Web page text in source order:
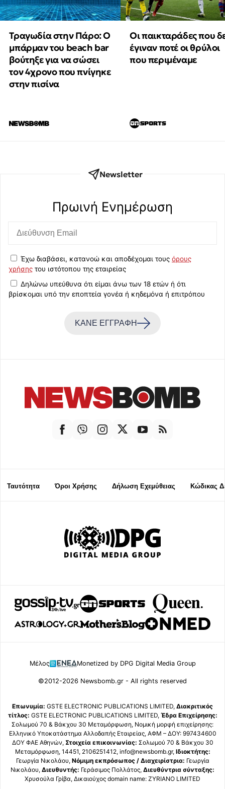
Τραγωδία στην Πάρο: Ο
μπάρμαν του beach bar
βούτηξε για να σώσει
τον 4χρονο που πνίγηκε
στην πισίνα
Οι παικταράδες που
έγιναν ποτέ οι θρύλοι
που περιμέναμε
Newsletter
Πρωινή Eνημέρωση
Έχω διαβάσει, κατανοώ και αποδέχομαι τους όρους
χρήσης του ιστότοπου της εταιρείας
Δηλώνω υπεύθυνα ότι είμαι άνω των 18 ετών ή ότι
βρίσκομαι υπό την εποπτεία γονέα ή κηδεμόνα ή επιτρόπου
ΚΑΝΕ ΕΓΓΡΑΦΗ
Ταυτότητα Όροι Χρήσης Δήλωση Εχεμύθειας Κώδικας
Μέλος Monetized by DPG Digital Media Group
©2012-2026 Newsbomb.gr - All rights reserved
Επωνυμία: GSTE ELECTRONIC PUBLICATIONS LIMITED, Διακριτικός
τίτλος: GSTE ELECTRONIC PUBLICATIONS LIMITED, Έδρα Επιχείρησης:
Σολωμού 70 & Βάκχου 30 Μεταμόρφωση, Νομική μορφή επιχείρησης:
Ελληνικό Υποκατάστημα Αλλοδαπής Εταιρείας, ΑΦΜ – ΔΟΥ: 997434600
ΔΟΥ ΦΑΕ Αθηνών, Στοιχεία επικοινωνίας: Σολωμού 70 & Βάκχου 30
Μεταμόρφωση, 14451, 2106251412, info@newsbomb.gr, Ιδιοκτήτης:
Γεωργία Νικολάου, Νόμιμη εκπρόσωπος / Διαχειρίστρια: Γεωργία
Νικολάου, Διευθυντής: Γεράσιμος Πολλάτος, Διευθύντρια σύνταξης:
Χρυσούλα Γρίβα, Δικαιούχος domain name: ZYRIANO LIMITED